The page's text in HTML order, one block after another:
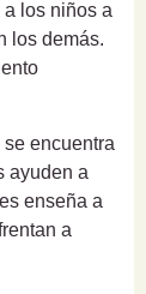
a los niños a
los demás.
encuentra
ayuden a
enseña a
a